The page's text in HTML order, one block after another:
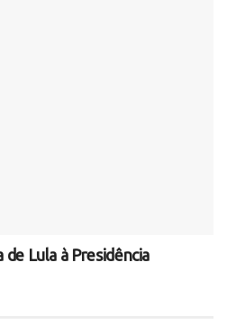
Lula à Presidência